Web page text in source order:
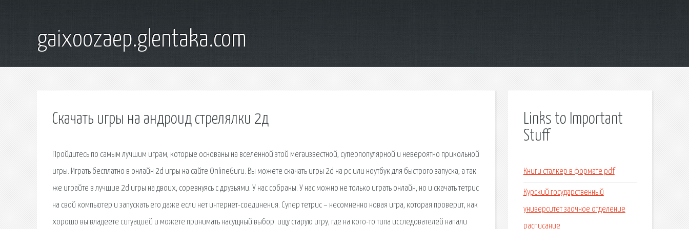
gaixoozaep.glentaka.com
Скачать игры на андроид стрелялки 2д
Пройдитесь по самым лучшим играм, которые основаны на вселенной этой мегаизвестной, суперпопулярной и невероятно прикольной
игры. Играть бесплатно в онлайн 2d игры на сайте OnlineGuru. Вы можете скачать игры 2d на pc или ноутбук для быстрого запуска, а так
же играйте в лучшие 2d игры на двоих, соревнуясь с друзьями. У нас собраны. У нас можно не только играть онлайн, но и скачать тетрис
на свой компьютер и запускать его даже если нет интернет-соединения. Супер тетрис – несомненно новая игра, которая проверит, как
хорошо вы владеете ситуацией и можете принимать насущный выбор. ищу старую игру, где на кого-то типа исследователей напали
Links to Important
Stuff
Книги сталкер в формате pdf
Курский государственный
университет заочное отделение
расписание